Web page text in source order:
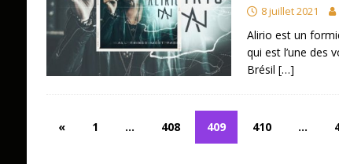
8 juillet 2021
Alirio est un
qui est l’une des
Brésil […]
« 1 … 408 409 410 …